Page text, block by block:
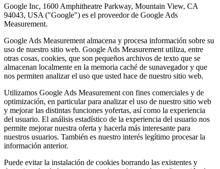
Google Inc, 1600 Amphitheatre Parkway, Mountain View, CA
94043, USA ("Google") es el proveedor de Google Ads
Measurement.
Google Ads Measurement almacena y procesa información sobre su
uso de nuestro sitio web. Google Ads Measurement utiliza, entre
otras cosas, cookies, que son pequeños archivos de texto que se
almacenan localmente en la memoria caché de sunavegador y que
nos permiten analizar el uso que usted hace de nuestro sitio web.
Utilizamos Google Ads Measurement con fines comerciales y de
optimización, en particular para analizar el uso de nuestro sitio web
y mejorar las distintas funciones yofertas, así como la experiencia
del usuario. El análisis estadístico de la experiencia del usuario nos
permite mejorar nuestra oferta y hacerla más interesante para
nuestros usuarios. También es nuestro interés legítimo procesar la
información anterior.
Puede evitar la instalación de cookies borrando las existentes y